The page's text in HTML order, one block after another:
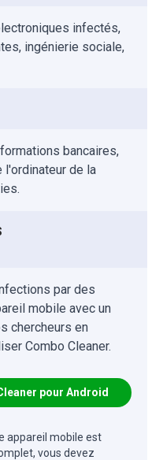
infectés,
ingénierie sociale,
bancaires,
l'ordinateur de la
par des
mobile avec un
chercheurs en
Combo Cleaner.
pour Android
appareil mobile est
vous devez